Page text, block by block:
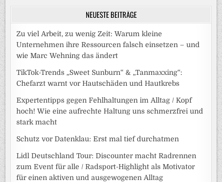
NEUESTE BEITRÄGE
Zu viel Arbeit, zu wenig Zeit: Warum kleine
Unternehmen ihre Ressourcen falsch einsetzen – und
wie Marc Wehning das ändert
TikTok-Trends „Sweet Sunburn“ & „Tanmaxxing“:
Chefarzt warnt vor Hautschäden und Hautkrebs
Expertentipps gegen Fehlhaltungen im Alltag / Kopf
hoch! Wie eine aufrechte Haltung uns schmerzfrei und
stark macht
Schutz vor Datenklau: Erst mal tief durchatmen
Lidl Deutschland Tour: Discounter macht Radrennen
zum Event für alle / Radsport-Highlight als Motivator
für einen aktiven und ausgewogenen Alltag